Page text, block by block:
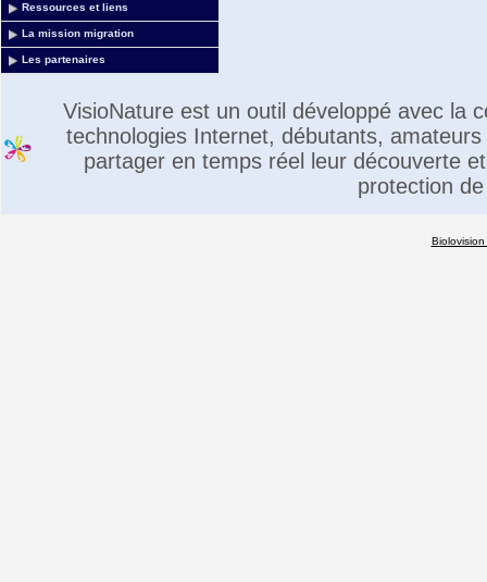
Ressources et liens
La mission migration
Les partenaires
VisioNature est un outil développé avec la
technologies Internet, débutants,
partager en temps réel leur découverte
protection
Biolovision